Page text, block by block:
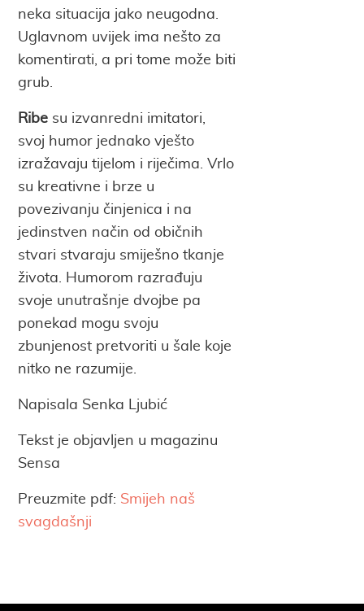
neka situacija jako neugodna.
Uglavnom uvijek ima nešto za
komentirati, a pri tome može biti
grub.
Ribe su izvanredni imitatori,
svoj humor jednako vješto
izražavaju tijelom i riječima. Vrlo
su kreativne i brze u
povezivanju činjenica i na
jedinstven način od običnih
stvari stvaraju smiješno tkanje
života. Humorom razrađuju
svoje unutrašnje dvojbe pa
ponekad mogu svoju
zbunjenost pretvoriti u šale koje
nitko ne razumije.
Napisala Senka Ljubić
Tekst je objavljen u magazinu
Sensa
Preuzmite pdf: Smijeh naš
svagdašnji